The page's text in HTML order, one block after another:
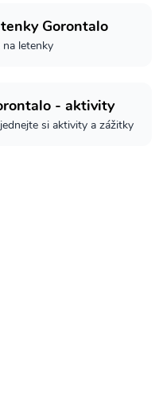
Gorontalo
na letenky
- aktivity
si aktivity a zážitky